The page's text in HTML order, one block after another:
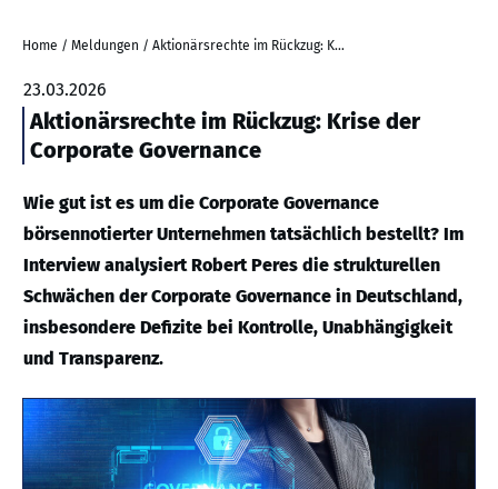
Home / Meldungen / Aktionärsrechte im Rückzug: Krise der Corporate Governance
23.03.2026
Aktionärsrechte im Rückzug: Krise der
Corporate Governance
Wie gut ist es um die Corporate Governance
börsennotierter Unternehmen tatsächlich bestellt? Im
Interview analysiert Robert Peres die strukturellen
Schwächen der Corporate Governance in Deutschland,
insbesondere Defizite bei Kontrolle, Unabhängigkeit
und Transparenz.